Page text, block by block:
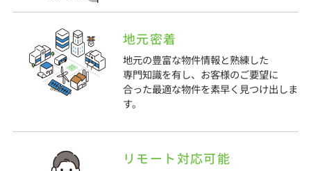
地元密着
地元の豊富な物件情報と熟練した
専門知識を有し、お客様のご要望に
合った最適な物件を素早く見つけ出しま
す。
リモート対応可能